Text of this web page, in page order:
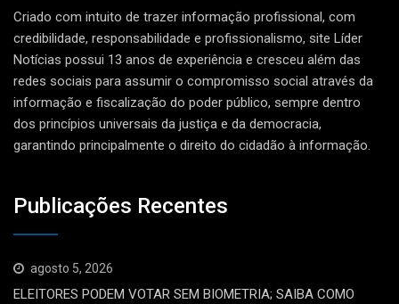
Criado com intuito de trazer informação profissional, com
credibilidade, responsabilidade e profissionalismo, site Líder
Notícias possui 13 anos de experiência e cresceu além das
redes sociais para assumir o compromisso social através da
informação e fiscalização do poder público, sempre dentro
dos princípios universais da justiça e da democracia,
garantindo principalmente o direito do cidadão à informação.
Publicações Recentes
agosto 5, 2026
ELEITORES PODEM VOTAR SEM BIOMETRIA; SAIBA COMO